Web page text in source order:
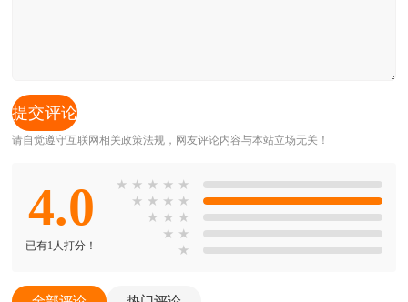
请自觉遵守互联网相关政策法规，网友评论内容与本站立场无关！
4.0
已有1人打分！
★ ★ ★ ★ ★
★ ★ ★ ★
★ ★ ★
★ ★
★